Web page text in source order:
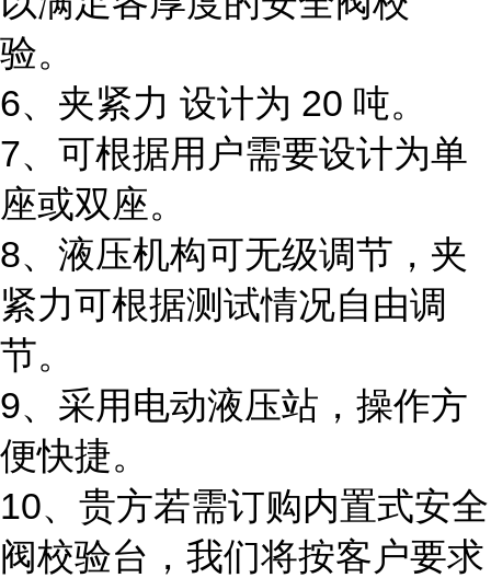
验。
6、夹紧力 设计为 20 吨。
7、可根据用户需要设计为单
座或双座。
8、液压机构可无级调节，夹
紧力可根据测试情况自由调
节。
9、采用电动液压站，操作方
便快捷。
10、贵方若需订购内置式安全
阀校验台，我们将按客户要求